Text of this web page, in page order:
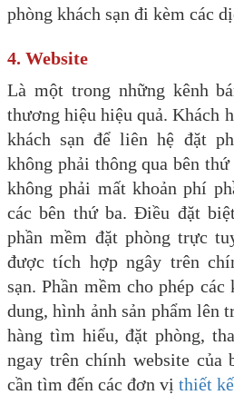
phòng khách sạn đi kèm các
4. Website
Là một trong những kênh
thương hiệu hiệu quả. Khách
khách sạn để liên hệ đặt
không phải thông qua bên
không phải mất khoản phí
các bên thứ ba. Điều đặt
phần mềm đặt phòng trực
được tích hợp ngây trên
sạn. Phần mềm cho phép
dung, hình ảnh sản phẩm lên
hàng tìm hiểu, đặt phòng,
ngay trên chính website của
cần tìm đến các đơn vị thiết